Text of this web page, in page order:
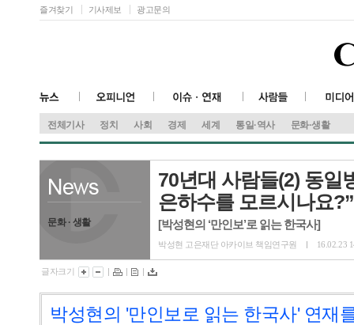
즐겨찾기 기사제보 광고문의
전체기사 정치 사회 경제 세계 통일·역사 문화·생활
문화 · 생활
70년대 사람들(2) 동일
은하수를 모르시나요?”
[박성현의 ‘만인보’로 읽는 한국사]
박성현 고은재단 아카이브 책임연구원 16.02.23
글자크기 | | |
박성현의 '만인보로 읽는 한국사' 연재